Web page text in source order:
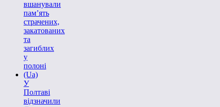
вшанували
пам’ять
страчених,
закатованих
та
загиблих
у
полоні
(Ua)
У
Полтаві
відзначили